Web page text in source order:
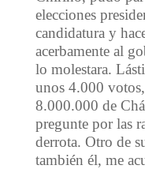
elecciones
candidatura y
acerbamente al
lo molestara.
unos 4.000
8.000.000 de
pregunte por las
derrota. Otro de
también él, me